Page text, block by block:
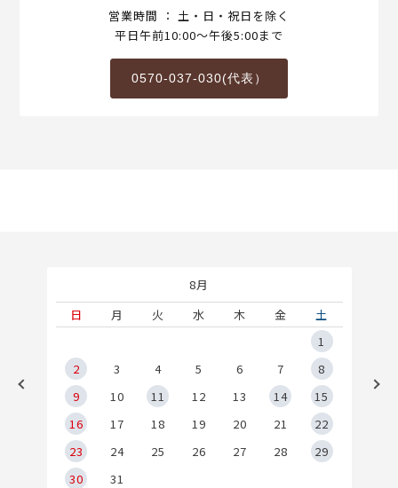
営業時間 ： 土・日・祝日を除く
平日午前10:00～午後5:00まで
0570-037-030(代表）
8月
日
月 火 水 木 金
土
1
2
3 4 5 6 7
8
9
10 11 12 13 14
15
16
17 18 19 20 21
22
23
24 25 26 27 28
29
30
31